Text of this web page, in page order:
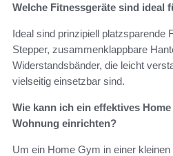
Welche Fitnessgeräte sind ideal
Ideal sind prinzipiell platzsparende
Stepper, zusammenklappbare
Widerstandsbänder, die leicht
vielseitig einsetzbar sind.
Wie kann ich ein effektives
Wohnung einrichten?
Um ein Home Gym in einer